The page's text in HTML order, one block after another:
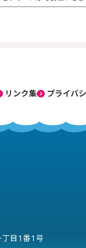
リンク集 プライバ
目1番1号